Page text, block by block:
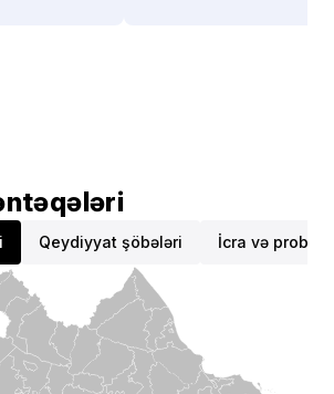
Qeydiyyat şöbələri İcra və